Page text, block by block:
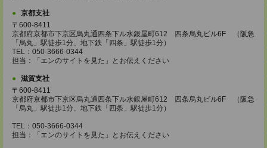
京都支社
〒600-8411
京都府京都市下京区烏丸通四条下ル水銀屋町612 四条烏丸ビル6F （阪急
「烏丸」駅徒歩1分、地下鉄「四条」駅徒歩1分）
TEL：050-3666-0344
担当：「エンのサイトを見た」とお伝えください
滋賀支社
〒600-8411
京都府京都市下京区烏丸通四条下ル水銀屋町612 四条烏丸ビル6F （阪急
「烏丸」駅徒歩1分、地下鉄「四条」駅徒歩1分）
TEL：050-3666-0344
担当：「エンのサイトを見た」とお伝えください